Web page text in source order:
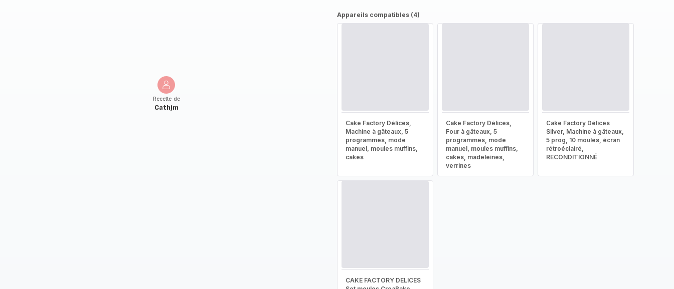
Recette de
Cathjm
Appareils compatibles (4)
Cake Factory Délices,
Machine à gâteaux, 5
programmes, mode
manuel, moules muffins,
cakes
Cake Factory Délices,
Four à gâteaux, 5
programmes, mode
manuel, moules muffins,
cakes, madeleines,
verrines
Cake Factory Délices
Silver, Machine à gâteaux,
5 prog, 10 moules, écran
rétroéclairé,
RECONDITIONNÉ
CAKE FACTORY DELICES